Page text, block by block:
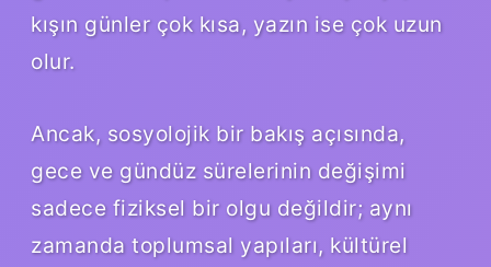
kışın günler çok kısa, yazın ise çok uzun
olur.
Ancak, sosyolojik bir bakış açısında,
gece ve gündüz sürelerinin değişimi
sadece fiziksel bir olgu değildir; aynı
zamanda toplumsal yapıları, kültürel